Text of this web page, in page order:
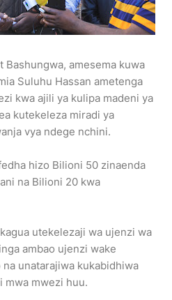
Bashungwa, amesema kuwa
Suluhu Hassan ametenga
kwa ajili ya kulipa madeni ya
kutekeleza miradi ya
vya ndege nchini.
hizo Bilioni 50 zinaenda
na Bilioni 20 kwa
utekelezaji wa ujenzi wa
ambao ujenzi wake
unatarajiwa kukabidhiwa
mwa mwezi huu.